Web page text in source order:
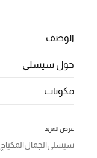
الوصف
حول سيسلي
مكونات
عرض المزيد
سيسليالجمالالمكياج